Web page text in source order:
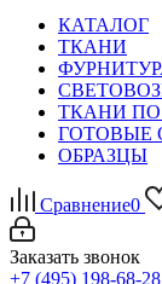
КАТАЛОГ
ТКАНИ
ТКАНИ
ГОТОВЫЕ
ОБРАЗЦЫ
Сравнение0
Заказать звонок
+7 (495) 198-68-28